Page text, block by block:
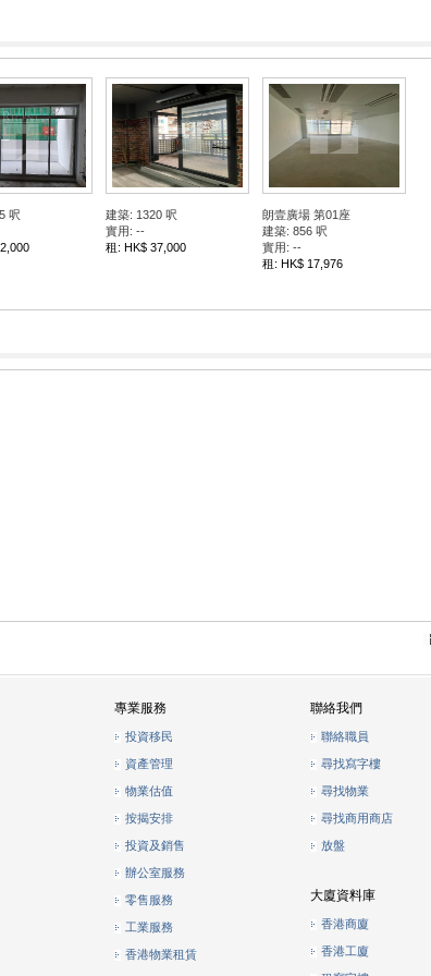
呎
建築: 1320 呎
實用: --
租: HK$ 37,000
朗壹廣場 第01座
建築: 856 呎
實用: --
租: HK$ 17,976
專業服務
投資移民
資產管理
物業估值
按揭安排
投資及銷售
辦公室服務
零售服務
工業服務
香港物業租賃
聯絡我們
聯絡職員
尋找寫字樓
尋找物業
尋找商用商店
放盤
大廈資料庫
香港商廈
香港工廈